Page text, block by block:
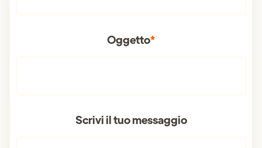
Oggetto*
Scrivi il tuo messaggio